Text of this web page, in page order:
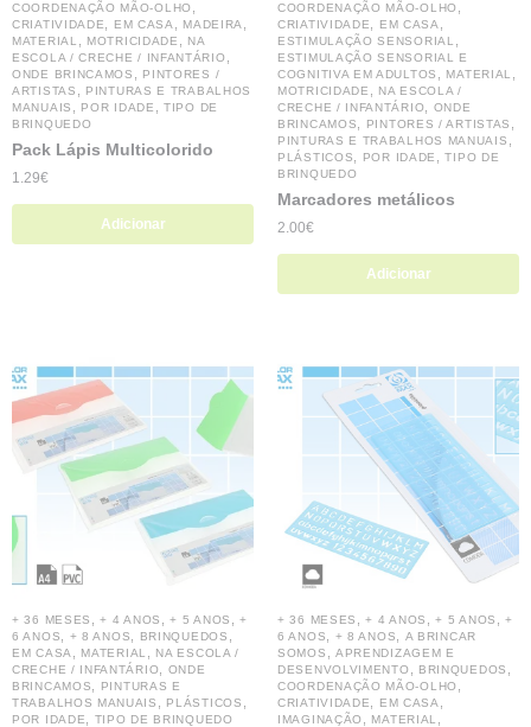
COORDENAÇÃO MÃO-OLHO
CRIATIVIDADE EM CASA MADEIRA
MATERIAL MOTRICIDADE
NA
ESCOLA / CRECHE / INFANTÁRIO
ONDE BRINCAMOS
PINTORES /
ARTISTAS
PINTURAS E TRABALHOS
MANUAIS
POR IDADE ,TIPO DE
BRINQUEDO
Pack Lápis Multicolorido
1.29€
Adicionar
COORDENAÇÃO MÃO-OLHO
CRIATIVIDADE EM CASA
ESTIMULAÇÃO SENSORIAL
ESTIMULAÇÃO SENSORIAL E
COGNITIVA EM ADULTOS
MATERIAL
MOTRICIDADE
NA ESCOLA /
CRECHE / INFANTÁRIO
ONDE
BRINCAMOS
PINTORES / ARTISTAS
PINTURAS E TRABALHOS MANUAIS
PLÁSTICOS POR IDADE ,TIPO DE
BRINQUEDO
Marcadores metálicos
2.00€
Adicionar
+ 36 MESES ,+ 4 ANOS ,+ 5 ANOS ,+
6 ANOS
+ 8 ANOS BRINQUEDOS
EM CASA MATERIAL
NA ESCOLA /
CRECHE / INFANTÁRIO
ONDE
BRINCAMOS
PINTURAS E
TRABALHOS MANUAIS
PLÁSTICOS
POR IDADE TIPO DE BRINQUEDO
+ 36 MESES ,+ 4 ANOS ,+ 5 ANOS ,+
6 ANOS
+ 8 ANOS
A BRINCAR
SOMOS
APRENDIZAGEM E
DESENVOLVIMENTO
BRINQUEDOS
COORDENAÇÃO MÃO-OLHO
CRIATIVIDADE EM CASA
IMAGINAÇÃO MATERIAL